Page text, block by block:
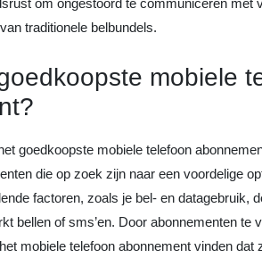
om ongestoord te communiceren met
traditionele belbundels.
mobiele
goedkoopste mobiele telefoon
die op zoek zijn naar een voordelige
factoren, zoals je bel- en datagebruik,
bellen of sms’en. Door abonnementen te
mobiele telefoon abonnement vinden